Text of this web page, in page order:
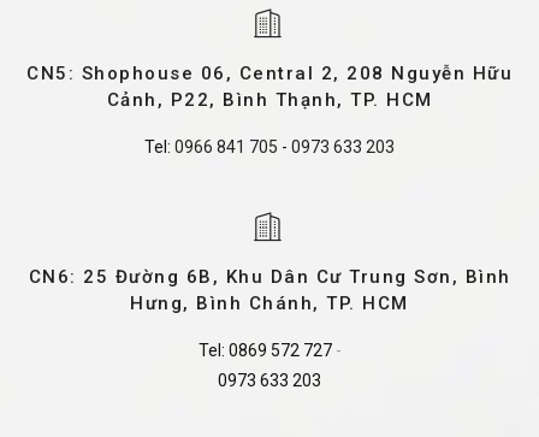
CN5: Shophouse 06, Central 2, 208 Nguyễn Hữu
Cảnh, P22, Bình Thạnh, TP. HCM
Tel: 0966 841 705 - 0973 633 203
CN6: 25 Đường 6B, Khu Dân Cư Trung Sơn, Bình
Hưng, Bình Chánh, TP. HCM
Tel: 0869 572 727 -
0973 633 203